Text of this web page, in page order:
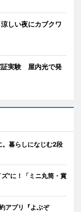
しい夜にカブクワ
証実験 屋内光で発
。暮らしになじむ2段
”に！「ミニ丸筒・賞
アプリ『よぶぞ